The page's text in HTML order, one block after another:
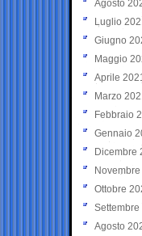
Agosto
Luglio
Giugno
Maggio
Aprile
Marzo
Febbraio
Gennaio
Dicembre
Ottobre
Settembre
Agosto